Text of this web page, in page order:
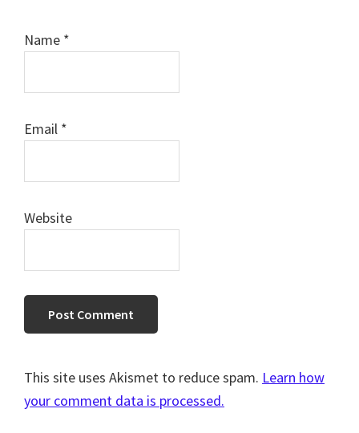
Name *
Email *
Website
This site uses Akismet to reduce spam. Learn how
your comment data is processed.